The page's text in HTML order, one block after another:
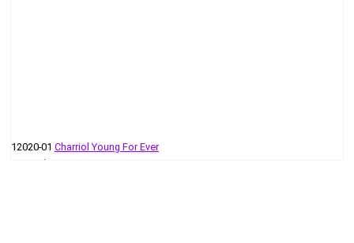
12020-01 Charriol Young For Ever
215 руб